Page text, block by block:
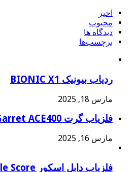
اخیر
محبوب
دیدگاه ها
برچسب‌ها
ردیاب بیونیک BIONIC X1
مارس 18, 2025
فلزیاب گرت Garret ACE400
مارس 16, 2025
فلزیاب دابل اسکور Double Score